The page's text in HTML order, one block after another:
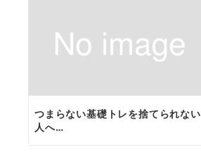
つまらない基礎トレを捨てられない
人へ…